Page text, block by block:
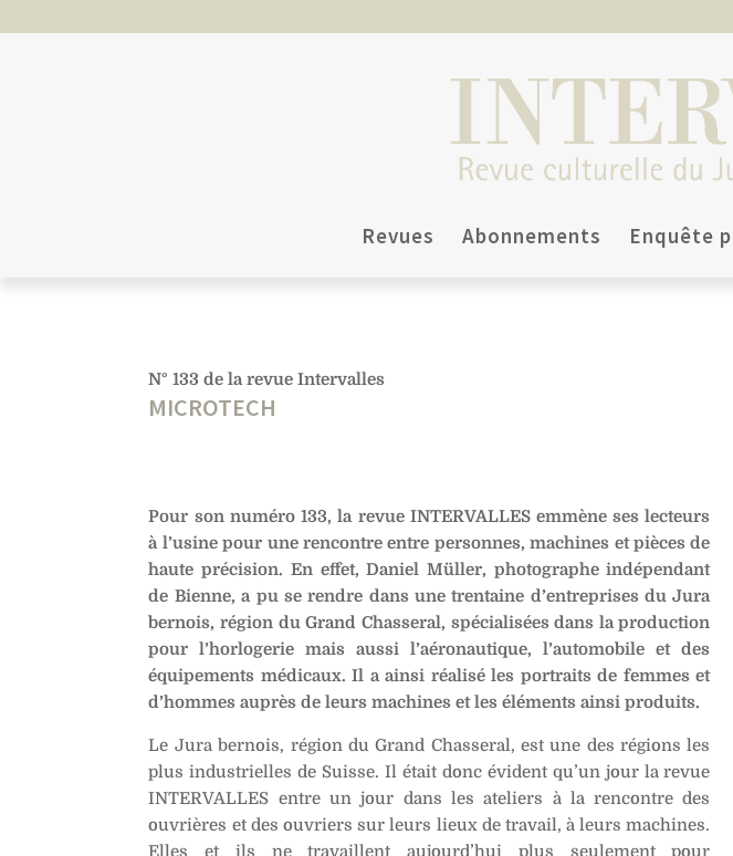
Revues Abonnements Enquête
N° 133 de la revue Intervalles
MICROTECH
Pour son numéro 133, la revue INTERVALLES emmène ses lecteurs
à l’usine pour une rencontre entre personnes, machines et pièces de
haute précision. En effet, Daniel Müller, photographe indépendant
de Bienne, a pu se rendre dans une trentaine d’entreprises du Jura
bernois, région du Grand Chasseral, spécialisées dans la production
pour l’horlogerie mais aussil’aéronautique, l’automobile et des
équipements médicaux.Il a ainsi réalisé les portraits de femmes et
d’hommes auprès de leurs machines et les éléments ainsi produits.
Le Jura bernois, région du Grand Chasseral, est une des régions les
plus industrielles de Suisse. Il était donc évident qu’un jour la revue
INTERVALLES entre un jour dans les ateliers à la rencontre des
ouvrières et des ouvriers sur leurs lieux de travail, à leurs machines.
Elles et ils ne travaillent aujourd’hui plus seulement pour